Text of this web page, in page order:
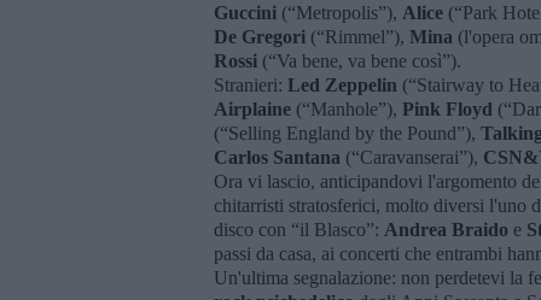
Guccini (“Metropolis”), Alice (“Park
De Gregori (“Rimmel”), Mina (l'opera
Rossi (“Va bene, va bene così”).
Stranieri: Led Zeppelin (“Stairway to
Airplaine (“Manhole”), Pink Floyd
(“Selling England by the Pound”),
Carlos Santana (“Caravanserai”),
Ora vi lascio, anticipandovi l'argomento
chitarristi stratosferici, molto diversi l'uno
disco con “il Blasco”: Andrea Braido e
passi da casa, ai concerti che entrambi
Un'ultima segnalazione: non perdetevi la